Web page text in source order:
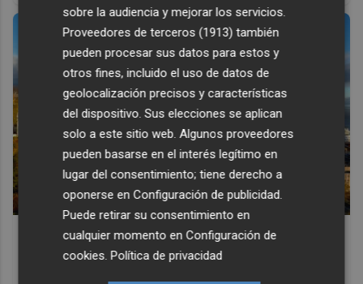
Dónde viajar en 2026
Los destinos que todos van a querer visitar el próximo
sobre la audiencia y mejorar los servicios.
Proveedores de terceros (1913) también
pueden procesar sus datos para estos y
otros fines, incluido el uso de datos de
geolocalización precisos y características
del dispositivo. Sus elecciones se aplican
solo a este sitio web. Algunos proveedores
pueden basarse en el interés legítimo en
lugar del consentimiento; tiene derecho a
oponerse enConfiguración de publicidad.
Puede retirar su consentimiento en
cualquier momento enConfiguración de
cookies.Política de privacidad